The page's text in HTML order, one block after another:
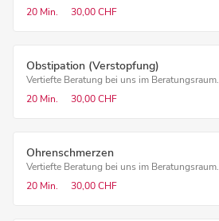
20 Min.
30,00 CHF
Obstipation (Verstopfung)
Vertiefte Beratung bei uns im Beratungsraum.
20 Min.
30,00 CHF
Ohrenschmerzen
Vertiefte Beratung bei uns im Beratungsraum.
20 Min.
30,00 CHF